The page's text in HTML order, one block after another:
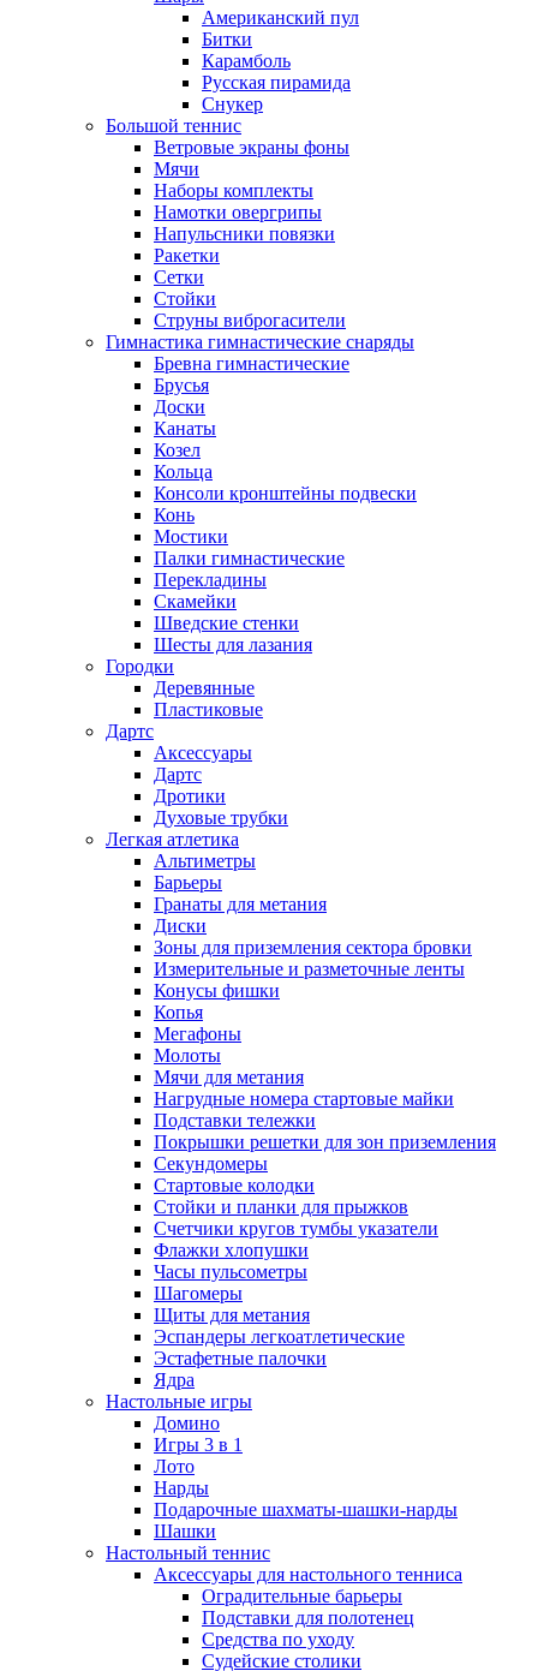
Американский пул
Битки
Карамболь
Русская пирамида
Снукер
Большой теннис
Ветровые экраны фоны
Мячи
Наборы комплекты
Намотки овергрипы
Напульсники повязки
Ракетки
Сетки
Стойки
Струны виброгасители
Гимнастика гимнастические снаряды
Бревна гимнастические
Брусья
Доски
Канаты
Козел
Кольца
Консоли кронштейны подвески
Конь
Мостики
Палки гимнастические
Перекладины
Скамейки
Шведские стенки
Шесты для лазания
Городки
Деревянные
Пластиковые
Дартс
Аксессуары
Дартс
Дротики
Духовые трубки
Легкая атлетика
Альтиметры
Барьеры
Гранаты для метания
Диски
Зоны для приземления сектора бровки
Измерительные и разметочные ленты
Конусы фишки
Копья
Мегафоны
Молоты
Мячи для метания
Нагрудные номера стартовые майки
Подставки тележки
Покрышки решетки для зон приземления
Секундомеры
Стартовые колодки
Стойки и планки для прыжков
Счетчики кругов тумбы указатели
Флажки хлопушки
Часы пульсометры
Шагомеры
Щиты для метания
Эспандеры легкоатлетические
Эстафетные палочки
Ядра
Настольные игры
Домино
Игры 3 в 1
Лото
Нарды
Подарочные шахматы-шашки-нарды
Шашки
Настольный теннис
Аксессуары для настольного тенниса
Оградительные барьеры
Подставки для полотенец
Средства по уходу
Судейские столики